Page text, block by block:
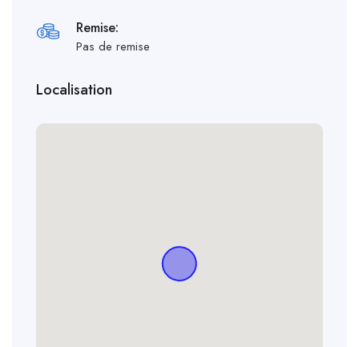
Remise:
Pas de remise
Localisation